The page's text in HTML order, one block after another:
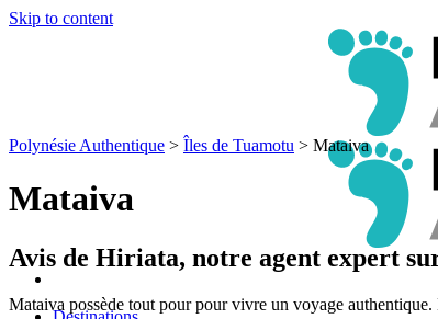
Skip to content
Polynésie Authentique > Îles de Tuamotu > Mataiva
Mataiva
Avis de Hiriata, notre agent expert
Mataiva possède tout pour pour vivre un voyage